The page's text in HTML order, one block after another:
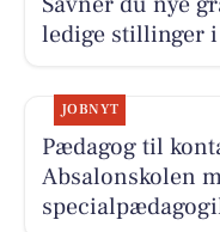
ledige stillinger
JOBNYT
Pædagog til
Absalonskolen